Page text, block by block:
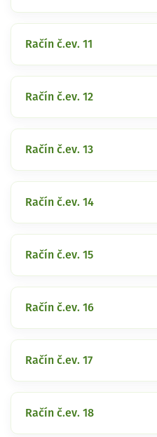
Račín č.ev. 11
Račín č.ev. 12
Račín č.ev. 13
Račín č.ev. 14
Račín č.ev. 15
Račín č.ev. 16
Račín č.ev. 17
Račín č.ev. 18